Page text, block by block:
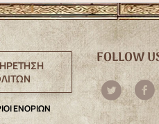
ΕΝΟΡΙΩΝ
FOLLOW